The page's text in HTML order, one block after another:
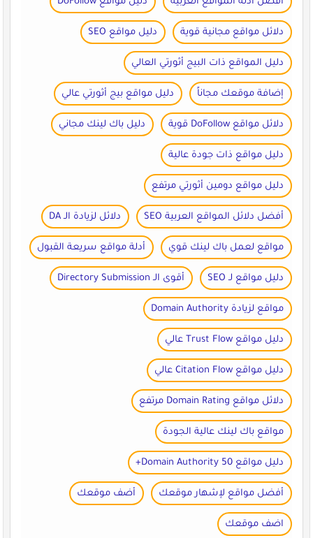
دلائل مواقع مجانية قوية دليل مواقع SEO
دليل المواقع ذات البيج أثورتي العالي
إضافة موقعك مجاناً دليل مواقع بيج أثورتي عالي
دلائل مواقع DoFollow قوية دليل باك لينك مجاني
دليل مواقع ذات جودة عالية
دليل مواقع دومين أثورتي مرتفع
أفضل دلائل المواقع العربية SEO دلائل لزيادة الـ DA
مواقع لعمل باك لينك قوي أدلة مواقع سريعة القبول
دليل مواقع لـ SEO أقوى الـ Directory Submission
مواقع لزيادة Domain Authority
دليل مواقع Trust Flow عالي
دليل مواقع Citation Flow عالي
دلائل مواقع Domain Rating مرتفع
مواقع باك لينك عالية الجودة
دليل مواقع Domain Authority 50+
أفضل مواقع لإشهار موقعك أضف موقعك
اضف موقعك